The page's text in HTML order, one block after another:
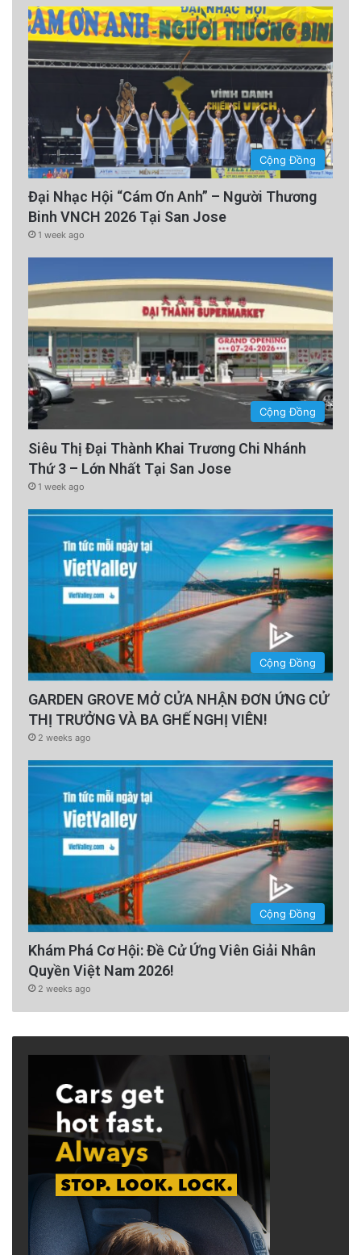
Cộng Đồng
Đại Nhạc Hội “Cám Ơn Anh” – Người Thương
Binh VNCH 2026 Tại San Jose
1 week ago
Cộng Đồng
Siêu Thị Đại Thành Khai Trương Chi Nhánh
Thứ 3 – Lớn Nhất Tại San Jose
1 week ago
Cộng Đồng
GARDEN GROVE MỞ CỬA NHẬN ĐƠN ỨNG CỬ
THỊ TRƯỞNG VÀ BA GHẾ NGHỊ VIÊN!
2 weeks ago
Cộng Đồng
Khám Phá Cơ Hội: Đề Cử Ứng Viên Giải Nhân
Quyền Việt Nam 2026!
2 weeks ago